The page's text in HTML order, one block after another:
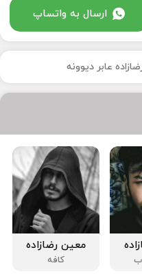
ارسال به واتساپ
عابر دیوونه
معین رضازاده
کافه